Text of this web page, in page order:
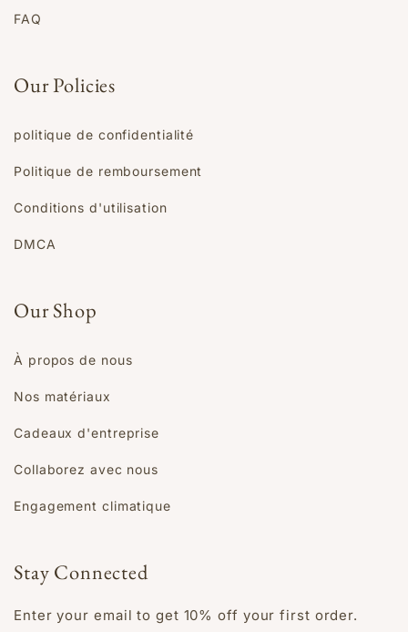
FAQ
Our Policies
politique de confidentialité
Politique de remboursement
Conditions d'utilisation
DMCA
Our Shop
À propos de nous
Nos matériaux
Cadeaux d'entreprise
Collaborez avec nous
Engagement climatique
Stay Connected
Enter your email to get 10% off your first order.